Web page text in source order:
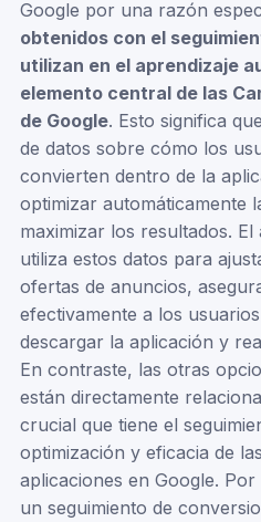
Google por una razón
obtenidos con el
utilizan en el aprendizaje
elemento central de las
de Google. Esto significa
de datos sobre cómo los
convierten dentro de la
optimizar automáticamente
maximizar los resultados.
utiliza estos datos para
ofertas de anuncios,
efectivamente a los
descargar la aplicación y
En contraste, las otras
están directamente
crucial que tiene el
optimización y eficacia de
aplicaciones en Google.
un seguimiento de